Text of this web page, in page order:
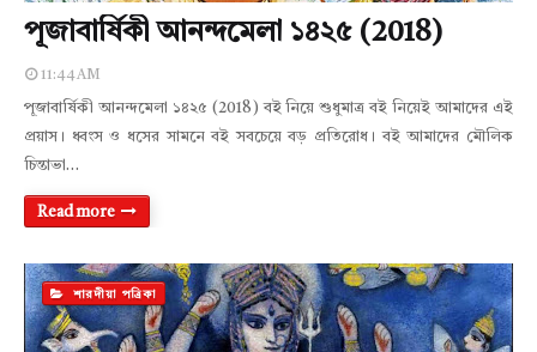
পূজাবার্ষিকী আনন্দমেলা ১৪২৫ (2018)
11:44 AM
পূজাবার্ষিকী আনন্দমেলা ১৪২৫ (2018) বই নিয়ে শুধুমাত্র বই নিয়েই আমাদের এই
প্রয়াস। ধ্বংস ও ধসের সামনে বই সবচেয়ে বড় প্রতিরোধ। বই আমাদের মৌলিক
চিন্তাভা…
Read more
শারদীয়া পত্রিকা